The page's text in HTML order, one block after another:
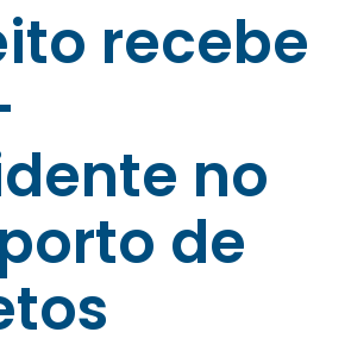
recebe
no
de